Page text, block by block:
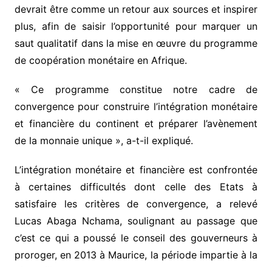
devrait être comme un retour aux sources et inspirer
plus, afin de saisir l’opportunité pour marquer un
saut qualitatif dans la mise en œuvre du programme
de coopération monétaire en Afrique.
« Ce programme constitue notre cadre de
convergence pour construire l’intégration monétaire
et financière du continent et préparer l’avènement
de la monnaie unique », a-t-il expliqué.
L’intégration monétaire et financière est confrontée
à certaines difficultés dont celle des Etats à
satisfaire les critères de convergence, a relevé
Lucas Abaga Nchama, soulignant au passage que
c’est ce qui a poussé le conseil des gouverneurs à
proroger, en 2013 à Maurice, la période impartie à la